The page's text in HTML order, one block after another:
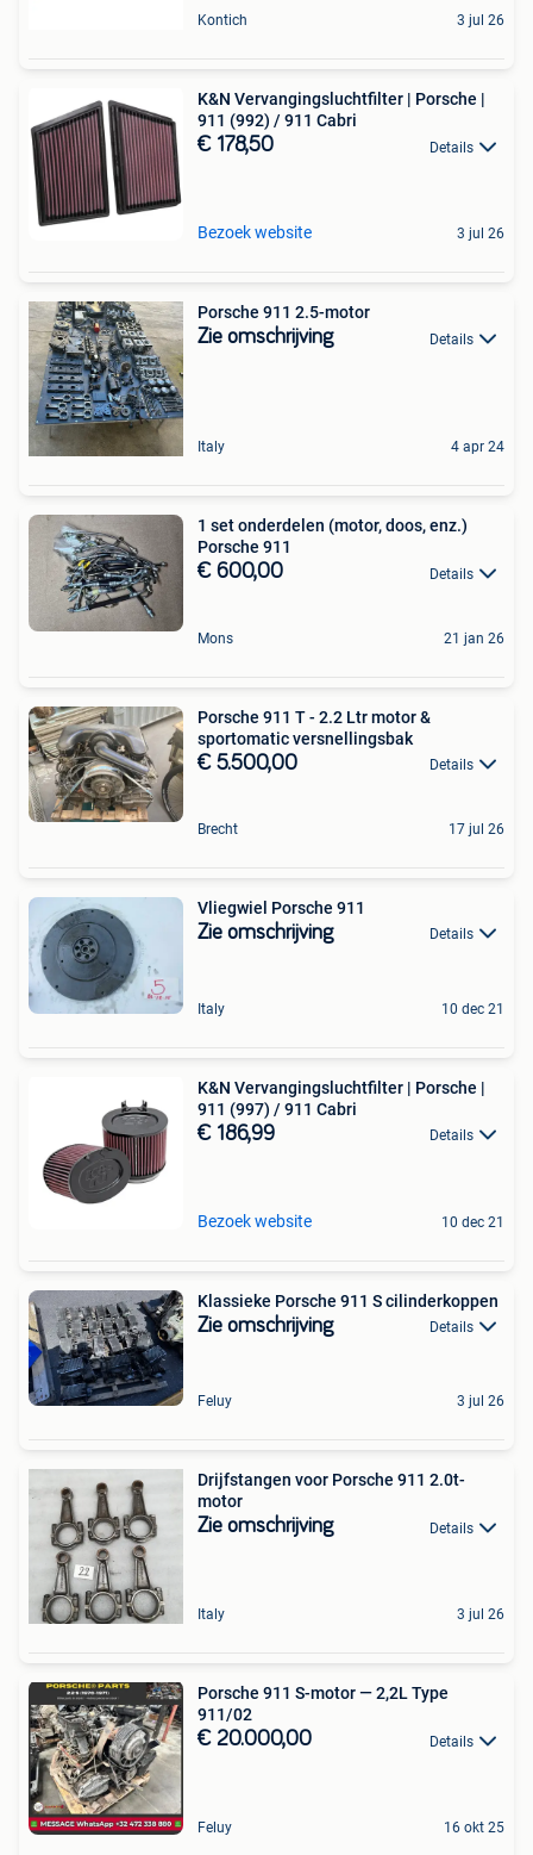
Kontich 3 jul 26
K&N Vervangingsluchtfilter | Porsche |
911 (992) / 911 Cabri
€ 178,50 Details
Bezoek website 3 jul 26
Porsche 911 2.5-motor
Zie omschrijving Details
Italy 4 apr 24
1 set onderdelen (motor, doos, enz.)
Porsche 911
€ 600,00 Details
Mons 21 jan 26
Porsche 911 T - 2.2 Ltr motor &
sportomatic versnellingsbak
€ 5.500,00 Details
Brecht 17 jul 26
Vliegwiel Porsche 911
Zie omschrijving Details
Italy 10 dec 21
K&N Vervangingsluchtfilter | Porsche |
911 (997) / 911 Cabri
€ 186,99 Details
Bezoek website 10 dec 21
Klassieke Porsche 911 S cilinderkoppen
Zie omschrijving Details
Feluy 3 jul 26
Drijfstangen voor Porsche 911 2.0t-
motor
Zie omschrijving Details
Italy 3 jul 26
Porsche 911 S-motor — 2,2L Type
911/02
€ 20.000,00 Details
Feluy 16 okt 25